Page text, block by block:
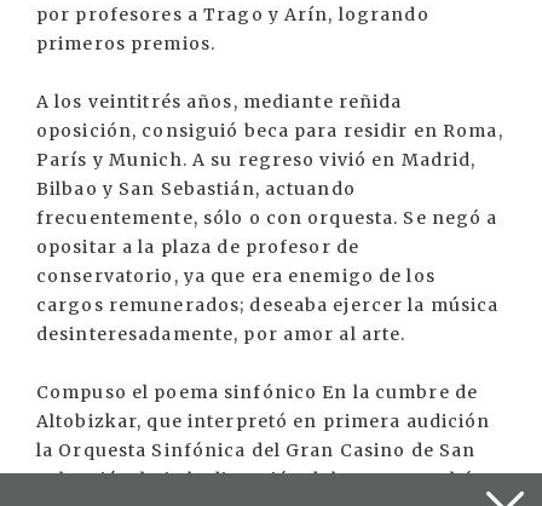
por profesores a Trago y Arín, logrando
primeros premios.
A los veintitrés años, mediante reñida
oposición, consiguió beca para residir en Roma,
París y Munich. A su regreso vivió en Madrid,
Bilbao y San Sebastián, actuando
frecuentemente, sólo o con orquesta. Se negó a
opositar a la plaza de profesor de
conservatorio, ya que era enemigo de los
cargos remunerados; deseaba ejercer la música
desinteresadamente, por amor al arte.
Compuso el poema sinfónico En la cumbre de
Altobizkar, que interpretó en primera audición
la Orquesta Sinfónica del Gran Casino de San
Sebastián, bajo la dirección del maestro Arbós.